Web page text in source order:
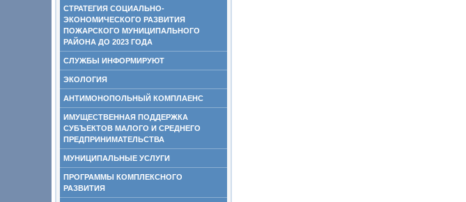
СТРАТЕГИЯ СОЦИАЛЬНО-
ЭКОНОМИЧЕСКОГО РАЗВИТИЯ
ПОЖАРСКОГО МУНИЦИПАЛЬНОГО
РАЙОНА ДО 2023 ГОДА
СЛУЖБЫ ИНФОРМИРУЮТ
ЭКОЛОГИЯ
АНТИМОНОПОЛЬНЫЙ КОМПЛАЕНС
ИМУЩЕСТВЕННАЯ ПОДДЕРЖКА
СУБЪЕКТОВ МАЛОГО И СРЕДНЕГО
ПРЕДПРИНИМАТЕЛЬСТВА
МУНИЦИПАЛЬНЫЕ УСЛУГИ
ПРОГРАММЫ КОМПЛЕКСНОГО
РАЗВИТИЯ